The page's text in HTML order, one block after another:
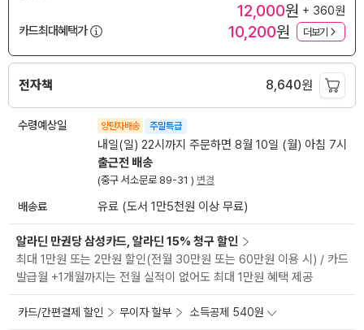
12,000원 + 360원
카드최대혜택가
10,200원 더보기
전자책 8,640원
수령예상일 양탄자배송 주말특급
내일(일) 22시까지 주문하면 8월 10일 (월) 아침 7시
출근전 배송
(중구 서소문로 89-31 ) 변경
배송료 유료 (도서 1만5천원 이상 무료)
알라딘 만권당 삼성카드, 알라딘 15% 청구 할인
최대 1만원 또는 2만원 할인(전월 30만원 또는 60만원 이용 시) / 카드
발급월 +1개월까지는 전월 실적이 없어도 최대 1만원 혜택 제공
카드/간편결제 할인 무이자 할부 소득공제 540원